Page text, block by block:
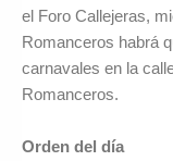
el Foro Callejeras,
Romanceros habrá
carnavales en la
Romanceros.
Orden del día